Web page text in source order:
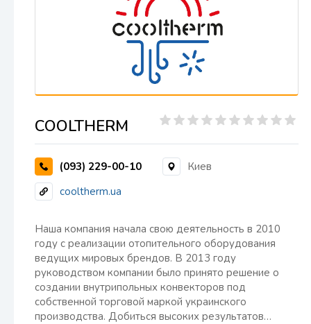
COOLTHERM
(093) 229-00-10
Киев
cooltherm.ua
Наша компания начала свою деятельность в 2010
году с реализации отопительного оборудования
ведущих мировых брендов. В 2013 году
руководством компании было принято решение о
создании внутрипольных конвекторов под
собственной торговой маркой украинского
производства. Добиться высоких результатов…